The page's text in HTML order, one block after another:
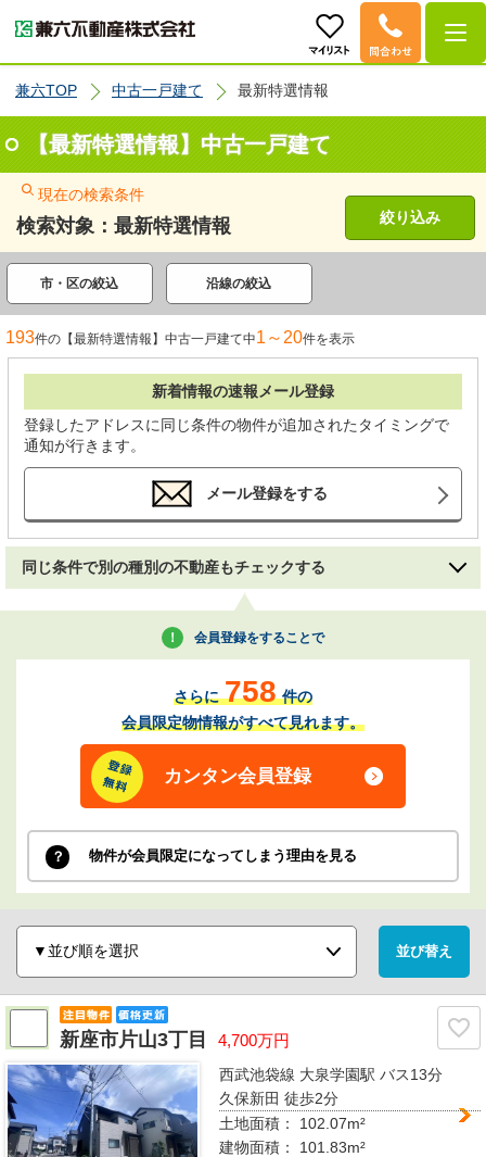
兼六TOP 中古一戸建て 最新特選情報
【最新特選情報】中古一戸建て
現在の検索条件
検索対象：最新特選情報 絞り込み
市・区の絞込 沿線の絞込
193件の【最新特選情報】中古一戸建て中1～20件を表示
新着情報の速報メール登録
登録したアドレスに同じ条件の物件が追加されたタイミングで
通知が行きます。
メール登録をする
同じ条件で別の種別の不動産もチェックする
会員登録をすることで
さらに 758 件の
会員限定物情報がすべて見れます。
カンタン会員登録
物件が会員限定になってしまう理由を見る
新座市片山3丁目 4,700万円
西武池袋線 大泉学園駅バス13分
久保新田 徒歩2分
土地面積： 102.07m²
建物面積： 101.83m²